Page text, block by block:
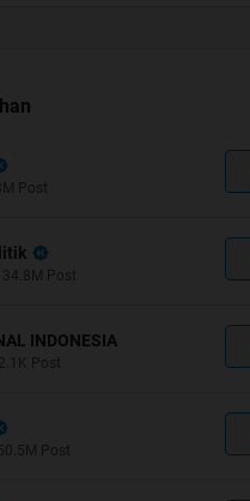
Post
34.8M Post
INDONESIA
Post
Post